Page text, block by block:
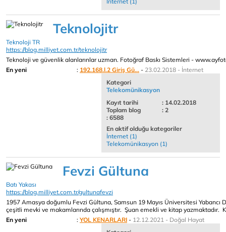
Teknolojitr
Teknoloji TR
https://blog.milliyet.com.tr/teknolojitr
Teknoloji ve güvenlik alanlarınlar uzman. Fotoğraf Baskı Sistemleri -
En yeni
: 192.168.l.2 Giriş Gü... - 23.02.2018 - İnternet
Kategori
Telekomünikasyon
Kayıt tarihi
: 14.02.2018
Toplam blog
: 2
: 6588
En aktif olduğu kategoriler
İnternet (1)
Telekomünikasyon (1)
Fevzi Gültuna
Batı Yakası
https://blog.milliyet.com.tr/gultunafevzi
1957 Amasya doğumlu Fevzi Gültuna, Samsun 19 Mayıs Üniversitesi
çeşitli mevki ve makamlarında çalışmıştır. Şuan emekli ve kitap yazmaktadır.
En yeni
: YOL KENARLARI - 12.12.2021 - Doğal Hayat